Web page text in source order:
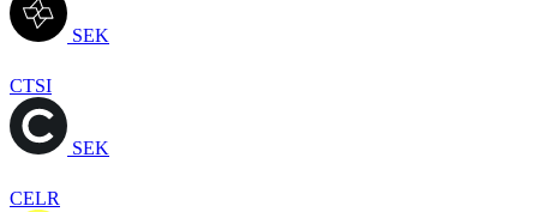
SEK
CTSI
SEK
CELR